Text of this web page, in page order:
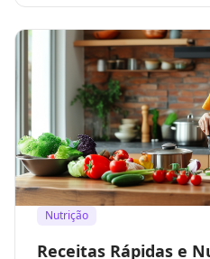
Nutrição
Receitas Rápidas e